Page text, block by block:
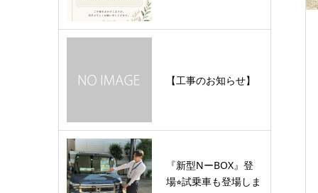
【工事のお知らせ】
『新型NーBOX』登
場⭐︎試乗車も登場しま